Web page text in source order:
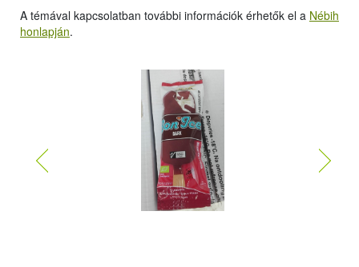
A témával kapcsolatban további információk érhetők el a Nébih
honlapján.